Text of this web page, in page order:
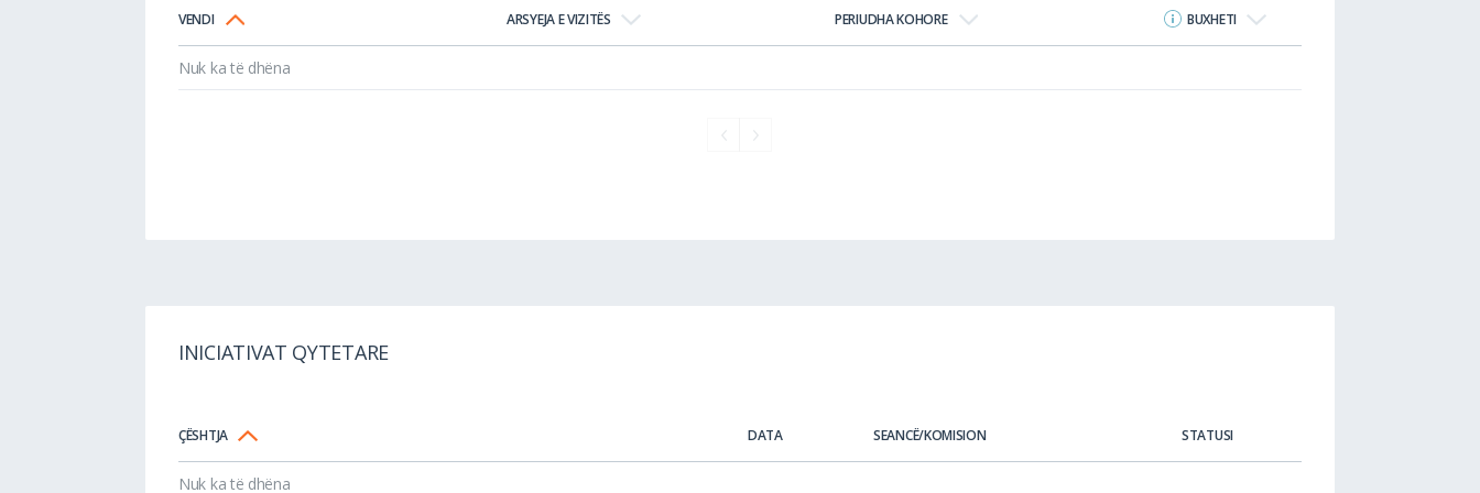
VENDI ARSYEJA E VIZITËS PERIUDHA KOHORE BUXHETI
Nuk ka të dhëna
INICIATIVAT QYTETARE
ÇËSHTJA DATA SEANCË/KOMISION STATUSI
Nuk ka të dhëna